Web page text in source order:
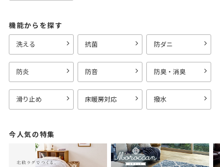
機能からを探す
洗える 抗菌 防ダニ
防炎 防音 防臭・消臭
滑り止め 床暖房対応 撥水
今人気の特集